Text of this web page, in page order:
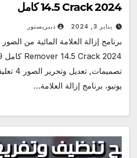
14.5 Crack 2024 كامل
يناير 3, 2024 ديبريستور
يونيو، برنامج إزالة العلامة…